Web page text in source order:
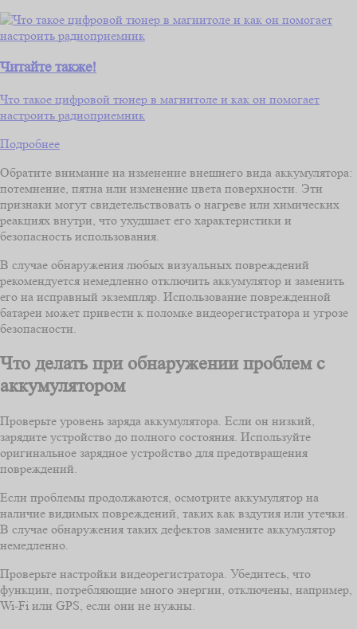
Читайте также!
Что такое цифровой тюнер в магнитоле и как он помогает
настроить радиоприемник
Подробнее
Обратите внимание на изменение внешнего вида аккумулятора:
потемнение, пятна или изменение цвета поверхности. Эти
признаки могут свидетельствовать о нагреве или химических
реакциях внутри, что ухудшает его характеристики и
безопасность использования.
В случае обнаружения любых визуальных повреждений
рекомендуется немедленно отключить аккумулятор и заменить
его на исправный экземпляр. Использование поврежденной
батареи может привести к поломке видеорегистратора и угрозе
безопасности.
Что делать при обнаружении проблем с
аккумулятором
Проверьте уровень заряда аккумулятора. Если он низкий,
зарядите устройство до полного состояния. Используйте
оригинальное зарядное устройство для предотвращения
повреждений.
Если проблемы продолжаются, осмотрите аккумулятор на
наличие видимых повреждений, таких как вздутия или утечки.
В случае обнаружения таких дефектов замените аккумулятор
немедленно.
Проверьте настройки видеорегистратора. Убедитесь, что
функции, потребляющие много энергии, отключены, например,
Wi-Fi или GPS, если они не нужны.